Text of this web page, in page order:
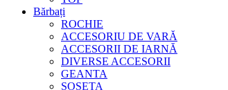
Bărbați
ROCHIE
ACCESORIU DE VARĂ
ACCESORII DE IARNĂ
DIVERSE ACCESORII
GEANTA
ȘOSETA